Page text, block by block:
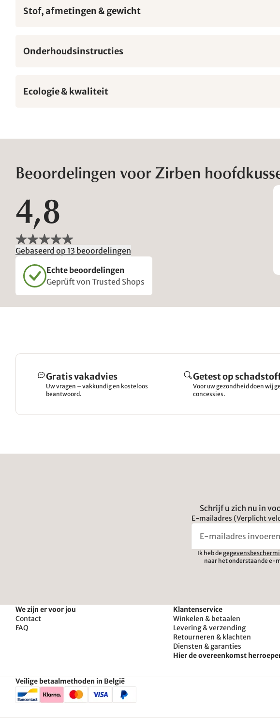
Stof, afmetingen & gewicht
Onderhoudsinstructies
Ecologie & kwaliteit
Beoordelingen voor Zirben
4,8
Gebaseerd op 13 beoordelingen
Echte beoordelingen
Geprüft von Trusted Shops
Gratis vakadvies
Uw vragen – vakkundig en kosteloos
beantwoord.
Getest op
Voor uw gezondheid doen wij
concessies.
Schrijf u zich nu in
E-mailadres (Verplicht
Ik heb de
naar het onderstaande e-
We zijn er voor jou
Contact
FAQ
Klantenservice
Winkelen & betaalen
Levering & verzending
Retourneren & klachten
Diensten & garanties
Hier de overeenkomst
Veilige betaalmethoden in België